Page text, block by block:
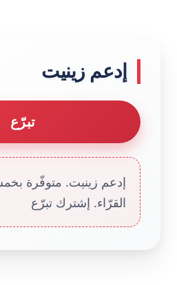
إدعم زينيت
تبرّع
إدعم زينيت. متوفّرة
القرّاء. إشترك تبرّع